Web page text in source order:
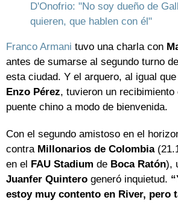
D'Onofrio: "No soy dueño de
quieren, que hablen con él"
Franco Armani tuvo una charla con
antes de sumarse al segundo turno
esta ciudad. Y el arquero, al igual
Enzo Pérez, tuvieron un recibimiento
puente chino a modo de bienvenida.
Con el segundo amistoso en el
contra Millonarios de Colombia
en el FAU Stadium de Boca Ratón),
Juanfer Quintero generó inquietud.
estoy muy contento en River, pero